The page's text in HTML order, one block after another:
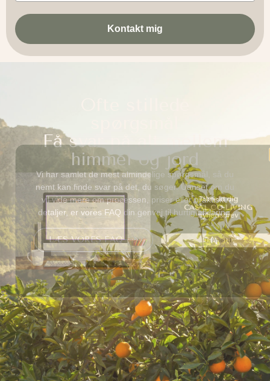
Kontakt mig
Få svar på alt mellem
himmel og jord
Vi har samlet de mest almindelige spørgsmål, så du
nemt kan finde svar på det, du søger. Uanset om du
vil vide mere om processen, priser eller praktiske
detaljer, er vores FAQ din genvej til hurtig afklaring.
LÆS VORES FAQ
Tilmeld dig
CASAL CO-LIVING
nyhedsbrev
Tilmeld